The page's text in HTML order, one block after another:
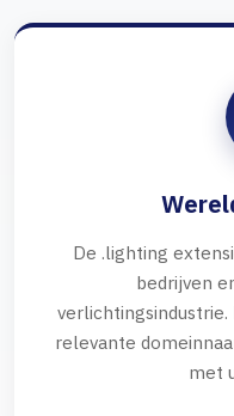
De .lighting
bedrijven
relevante
met